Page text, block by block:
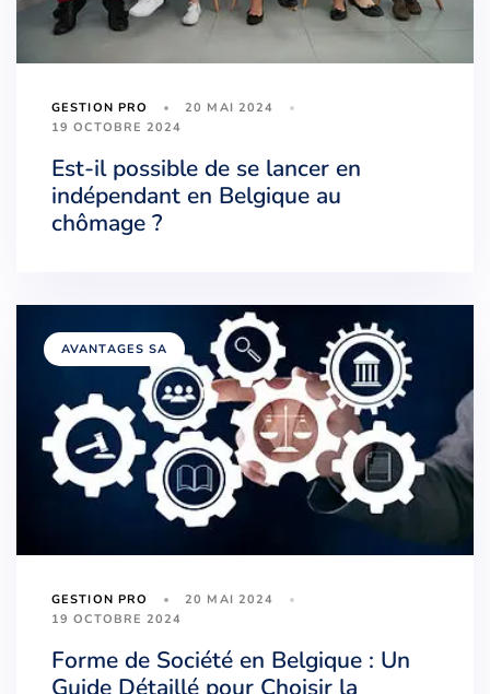
GESTION PRO
20 MAI 2024
19 OCTOBRE 2024
Est-il possible de se lancer en
indépendant en Belgique au
chômage ?
AVANTAGES SA
GESTION PRO
20 MAI 2024
19 OCTOBRE 2024
Forme de Société en Belgique : Un
Guide Détaillé pour Choisir la